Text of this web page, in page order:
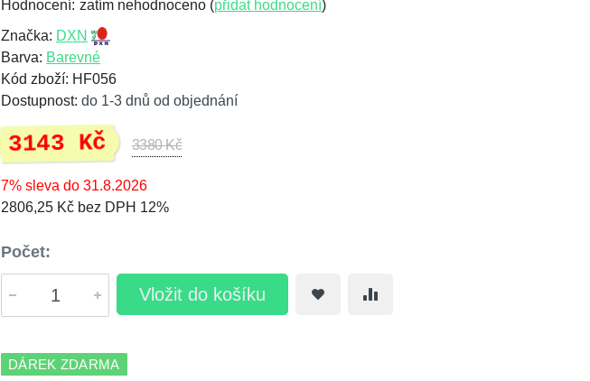
Hodnocení: zatím nehodnoceno (přidat hodnocení)
Značka: DXN
Barva: Barevné
Kód zboží: HF056
Dostupnost: do 1-3 dnů od objednání
3143 Kč 3380 Kč
7% sleva do 31.8.2026
2806,25 Kč bez DPH 12%
Počet:
Vložit do košíku
DÁREK ZDARMA